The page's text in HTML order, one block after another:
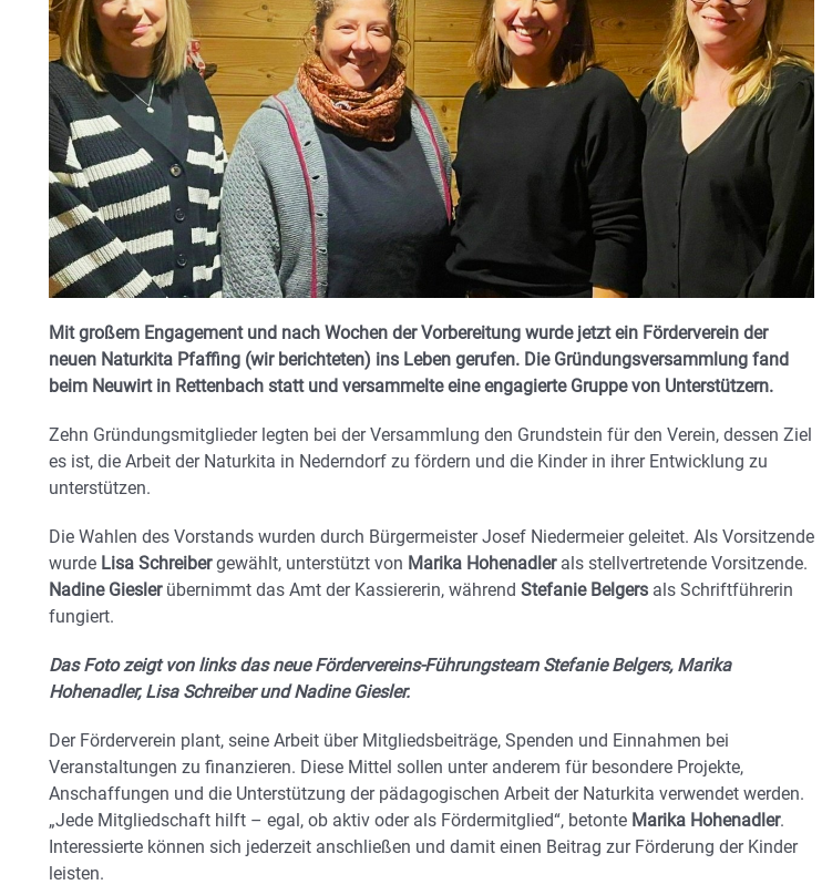
Mit großem Engagement und nach Wochen der Vorbereitung wurde jetzt ein Förderverein der
neuen Naturkita Pfaffing (wir berichteten) ins Leben gerufen. Die Gründungsversammlung fand
beim Neuwirt in Rettenbach statt und versammelte eine engagierte Gruppe von Unterstützern.
Zehn Gründungsmitglieder legten bei der Versammlung den Grundstein für den Verein, dessen Ziel
es ist, die Arbeit der Naturkita in Nederndorf zu fördern und die Kinder in ihrer Entwicklung zu
unterstützen.
Die Wahlen des Vorstands wurden durch Bürgermeister Josef Niedermeier geleitet. Als Vorsitzende
wurde Lisa Schreibergewählt, unterstützt von Marika Hohenadlerals stellvertretende Vorsitzende.
Nadine Gieslerübernimmt das Amt der Kassiererin, während Stefanie Belgers als Schriftführerin
fungiert.
Das Foto zeigt von links das neue Fördervereins-Führungsteam Stefanie Belgers, Marika
Hohenadler, Lisa Schreiber und Nadine Giesler.
Der Förderverein plant, seine Arbeit über Mitgliedsbeiträge, Spenden und Einnahmen bei
Veranstaltungen zu finanzieren. Diese Mittel sollen unter anderem für besondere Projekte,
Anschaffungen und die Unterstützung der pädagogischen Arbeit der Naturkita verwendet werden.
„Jede Mitgliedschaft hilft – egal, ob aktiv oder als Fördermitglied“, betonte Marika Hohenadler.
Interessierte können sich jederzeit anschließen und damit einen Beitrag zur Förderung der Kinder
leisten.